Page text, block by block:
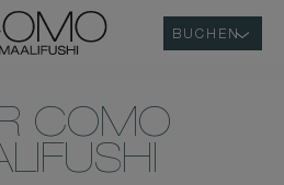
BUCHEN
COMO